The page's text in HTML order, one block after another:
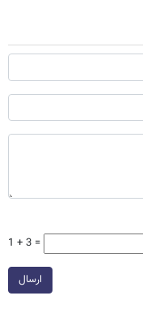
1 + 3 =
ارسال